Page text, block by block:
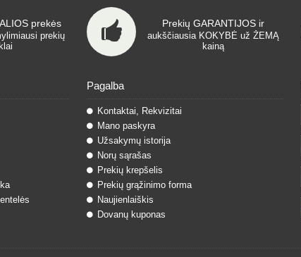
prekės
prekių
Prekių GARANTIJOS ir
aukščiausia KOKYBĖ už ŽEMĄ
kainą
Pagalba
Kontaktai, Rekvizitai
Mano paskyra
Užsakymų istorija
Norų sąrašas
Prekių krepšelis
Prekių grąžinimo forma
Naujienlaiškis
Dovanų kuponas